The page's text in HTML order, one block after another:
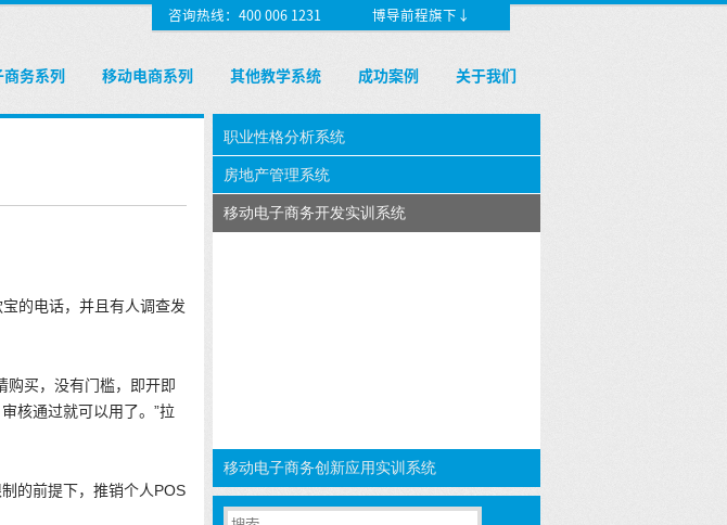
咨询热线：400 006 1231 博导前程旗下↓
商务系列 移动电商系列 其他教学系统 成功案例 关于我们
的电话，并且有人调查发
购买，没有门槛，即开即
核通过就可以用了。”拉
的前提下，推销个人POS